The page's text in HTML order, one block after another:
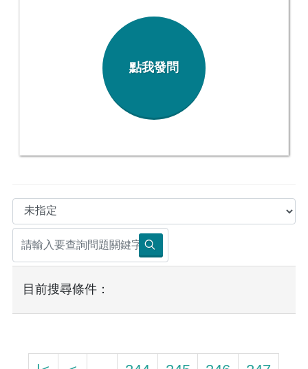
點我發問
目前搜尋條件：